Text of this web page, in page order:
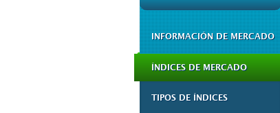
INFORMACIÓN DE MERCADO
ÍNDICES DE MERCADO
TIPOS DE ÍNDICES